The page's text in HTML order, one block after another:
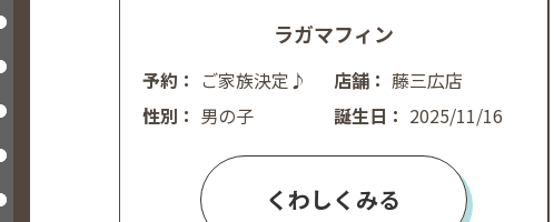
ラガマフィン
予約： ご家族決定♪ 店舗： 藤三広店
性別： 男の子 誕生日： 2025/11/16
くわしくみる